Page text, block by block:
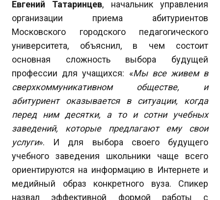
Евгений Татаринцев, начальник управления
организации приема абитуриентов
Московского городского педагогического
университета, объяснил, в чем состоит
основная сложность выбора будущей
профессии для учащихся: «Мы все живем в
сверхкоммуникативном обществе, и
абитуриент оказывается в ситуации, когда
перед ним десятки, а то и сотни учебных
заведений, которые предлагают ему свои
услуги». И для выбора своего будущего
учебного заведения школьники чаще всего
ориентируются на информацию в Интернете и
медийный образ конкретного вуза. Спикер
назвал эффективной формой работы с